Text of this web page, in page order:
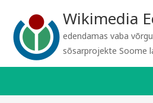
Wikimedia
edendamas vaba
sõsarprojekte Soome